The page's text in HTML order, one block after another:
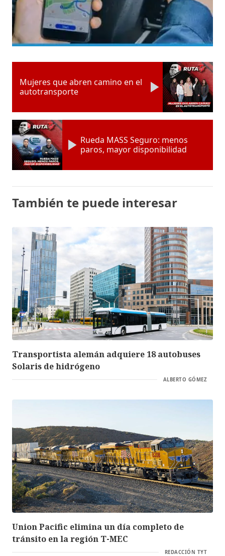
Mujeres que abren camino en el
autotransporte
Rueda MASS Seguro: menos
paros, mayor disponibilidad
También te puede interesar
Transportista alemán adquiere 18 autobuses
Solaris de hidrógeno
ALBERTO GÓMEZ
Union Pacific elimina un día completo de
tránsito en la región T-MEC
REDACCIÓN TYT